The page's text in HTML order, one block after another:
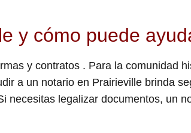
y cómo puede
y contratos . Para la comunidad
a un notario en Prairieville brinda
necesitas legalizar documentos, un